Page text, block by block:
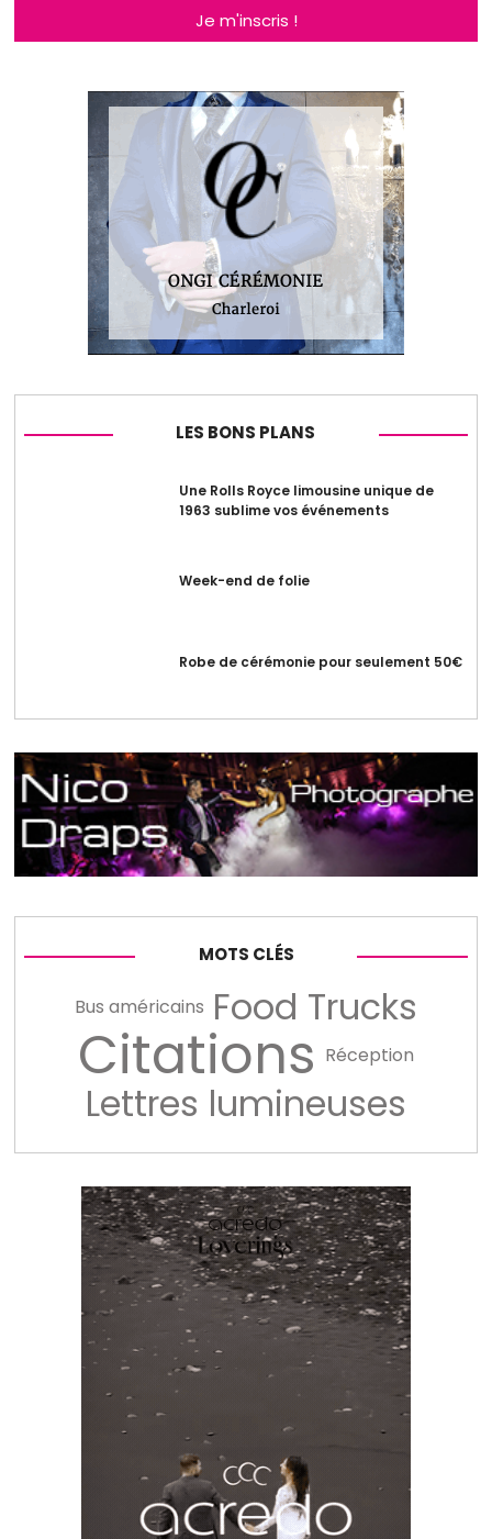
Je m'inscris !
LES BONS PLANS
Une Rolls Royce limousine unique de
1963 sublime vos événements
Week-end de folie
Robe de cérémonie pour seulement 50€
MOTS CLÉS
Bus américains Food Trucks
Citations Réception
Lettres lumineuses